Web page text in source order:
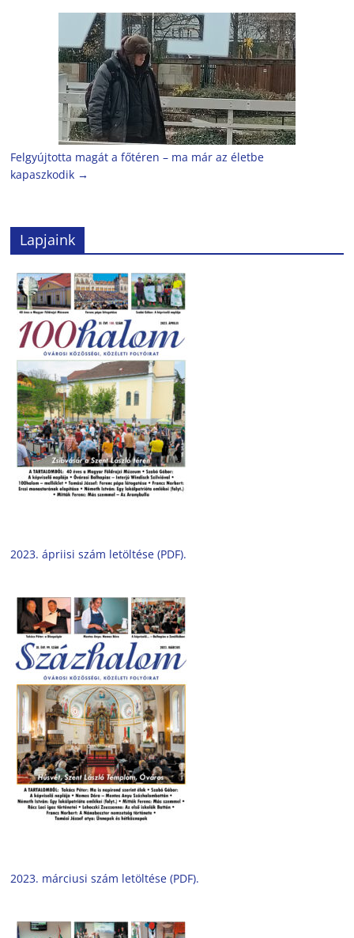
Felgyújtotta magát a főtéren – ma már az életbe
kapaszkodik →
Lapjaink
2023. ápriisi szám letöltése (PDF).
2023. márciusi szám letöltése (PDF).